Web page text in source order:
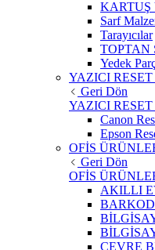
KARTUŞ
Sarf
Tarayıcılar
TOPTAN
Yedek
YAZICI
Geri Dön
YAZICI
Canon
Epson
OFİS
Geri Dön
OFİS
AKILLI
ÇEVRE